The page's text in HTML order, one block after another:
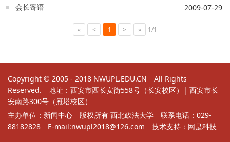
会长寄语 2009-07-29
« < 1 > » 1/1
Copyright © 2005 - 2018 NWUPL.EDU.CN All Rights
Reserved. 地址：西安市西长安街558号（长安校区）| 西安市长
安南路300号（雁塔校区）
主办单位：新闻中心 版权所有 西北政法大学 联系电话：029-
88182828 E-mail:nwupl2018@126.com 技术支持： 网是科技